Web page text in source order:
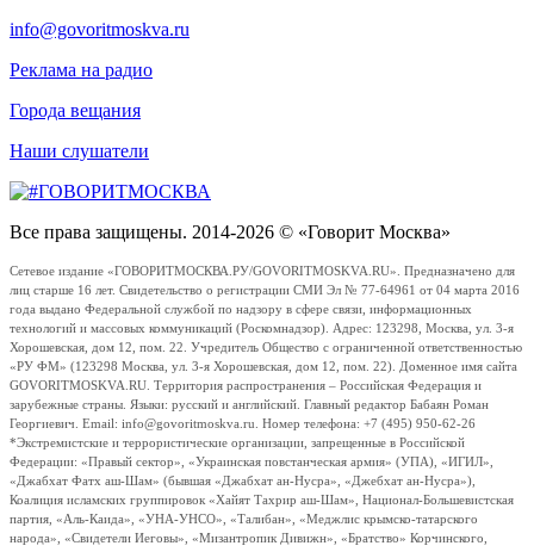
info@govoritmoskva.ru
Реклама на радио
Города вещания
Наши слушатели
Все права защищены. 2014-2026 © «Говорит Москва»
Сетевое издание «ГОВОРИТМОСКВА.РУ/GOVORITMOSKVA.RU». Предназначено для
лиц старше 16 лет. Свидетельство о регистрации СМИ Эл № 77-64961 от 04 марта 2016
года выдано Федеральной службой по надзору в сфере связи, информационных
технологий и массовых коммуникаций (Роскомнадзор). Адрес: 123298, Москва, ул. 3-я
Хорошевская, дом 12, пом. 22. Учредитель Общество с ограниченной ответственностью
«РУ ФМ» (123298 Москва, ул. 3-я Хорошевская, дом 12, пом. 22). Доменное имя сайта
GOVORITMOSKVA.RU. Территория распространения – Российская Федерация и
зарубежные страны. Языки: русский и английский. Главный редактор Бабаян Роман
Георгиевич. Email: info@govoritmoskva.ru. Номер телефона: +7 (495) 950-62-26
*Экстремистские и террористические организации, запрещенные в Российской
Федерации: «Правый сектор», «Украинская повстанческая армия» (УПА), «ИГИЛ»,
«Джабхат Фатх аш-Шам» (бывшая «Джабхат ан-Нусра», «Джебхат ан-Нусра»),
Коалиция исламских группировок «Хайят Тахрир аш-Шам», Национал-Большевистская
партия, «Аль-Каида», «УНА-УНСО», «Талибан», «Меджлис крымско-татарского
народа», «Свидетели Иеговы», «Мизантропик Дивижн», «Братство» Корчинского,